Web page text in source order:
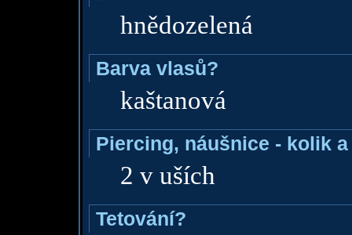
hnědozelená
Barva vlasů?
kaštanová
Piercing, náušnice - kolik
2 v uších
Tetování?